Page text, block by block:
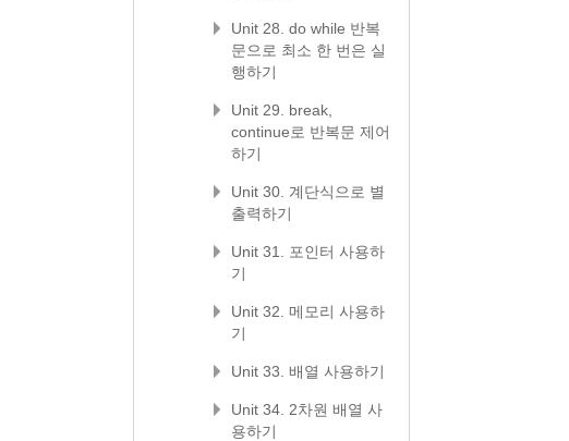
Unit 28. do while 반복
문으로 최소 한 번은 실
행하기
Unit 29. break,
continue로 반복문 제어
하기
Unit 30. 계단식으로 별
출력하기
Unit 31. 포인터 사용하
기
Unit 32. 메모리 사용하
기
Unit 33. 배열 사용하기
Unit 34. 2차원 배열 사
용하기